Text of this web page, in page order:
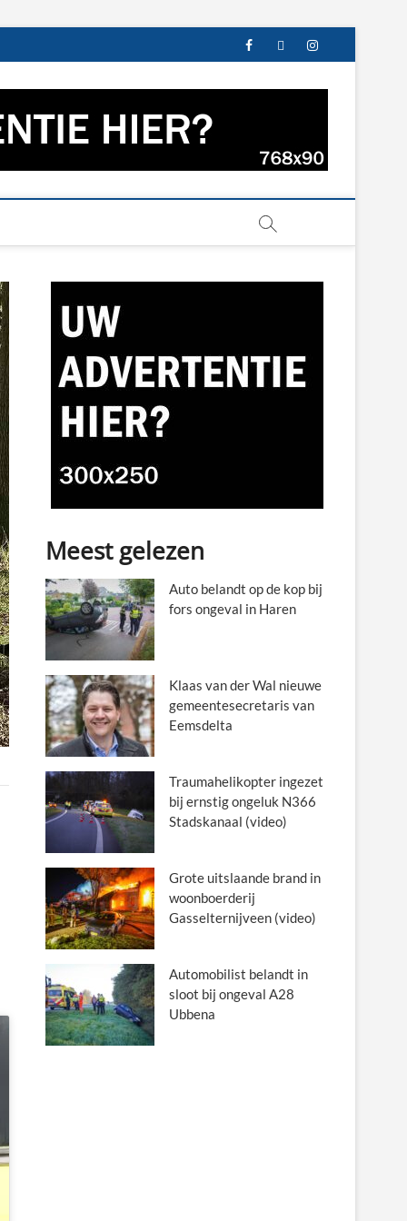
facebooktwitterinstagram
Groningen en
Meest gelezen
Auto belandt op de kop bij
fors ongeval in Haren
Klaas van der Wal nieuwe
gemeentesecretaris van
Eemsdelta
Traumahelikopter ingezet
bij ernstig ongeluk N366
Stadskanaal (video)
Grote uitslaande brand in
woonboerderij
Gasselternijveen (video)
Automobilist belandt in
sloot bij ongeval A28
Ubbena